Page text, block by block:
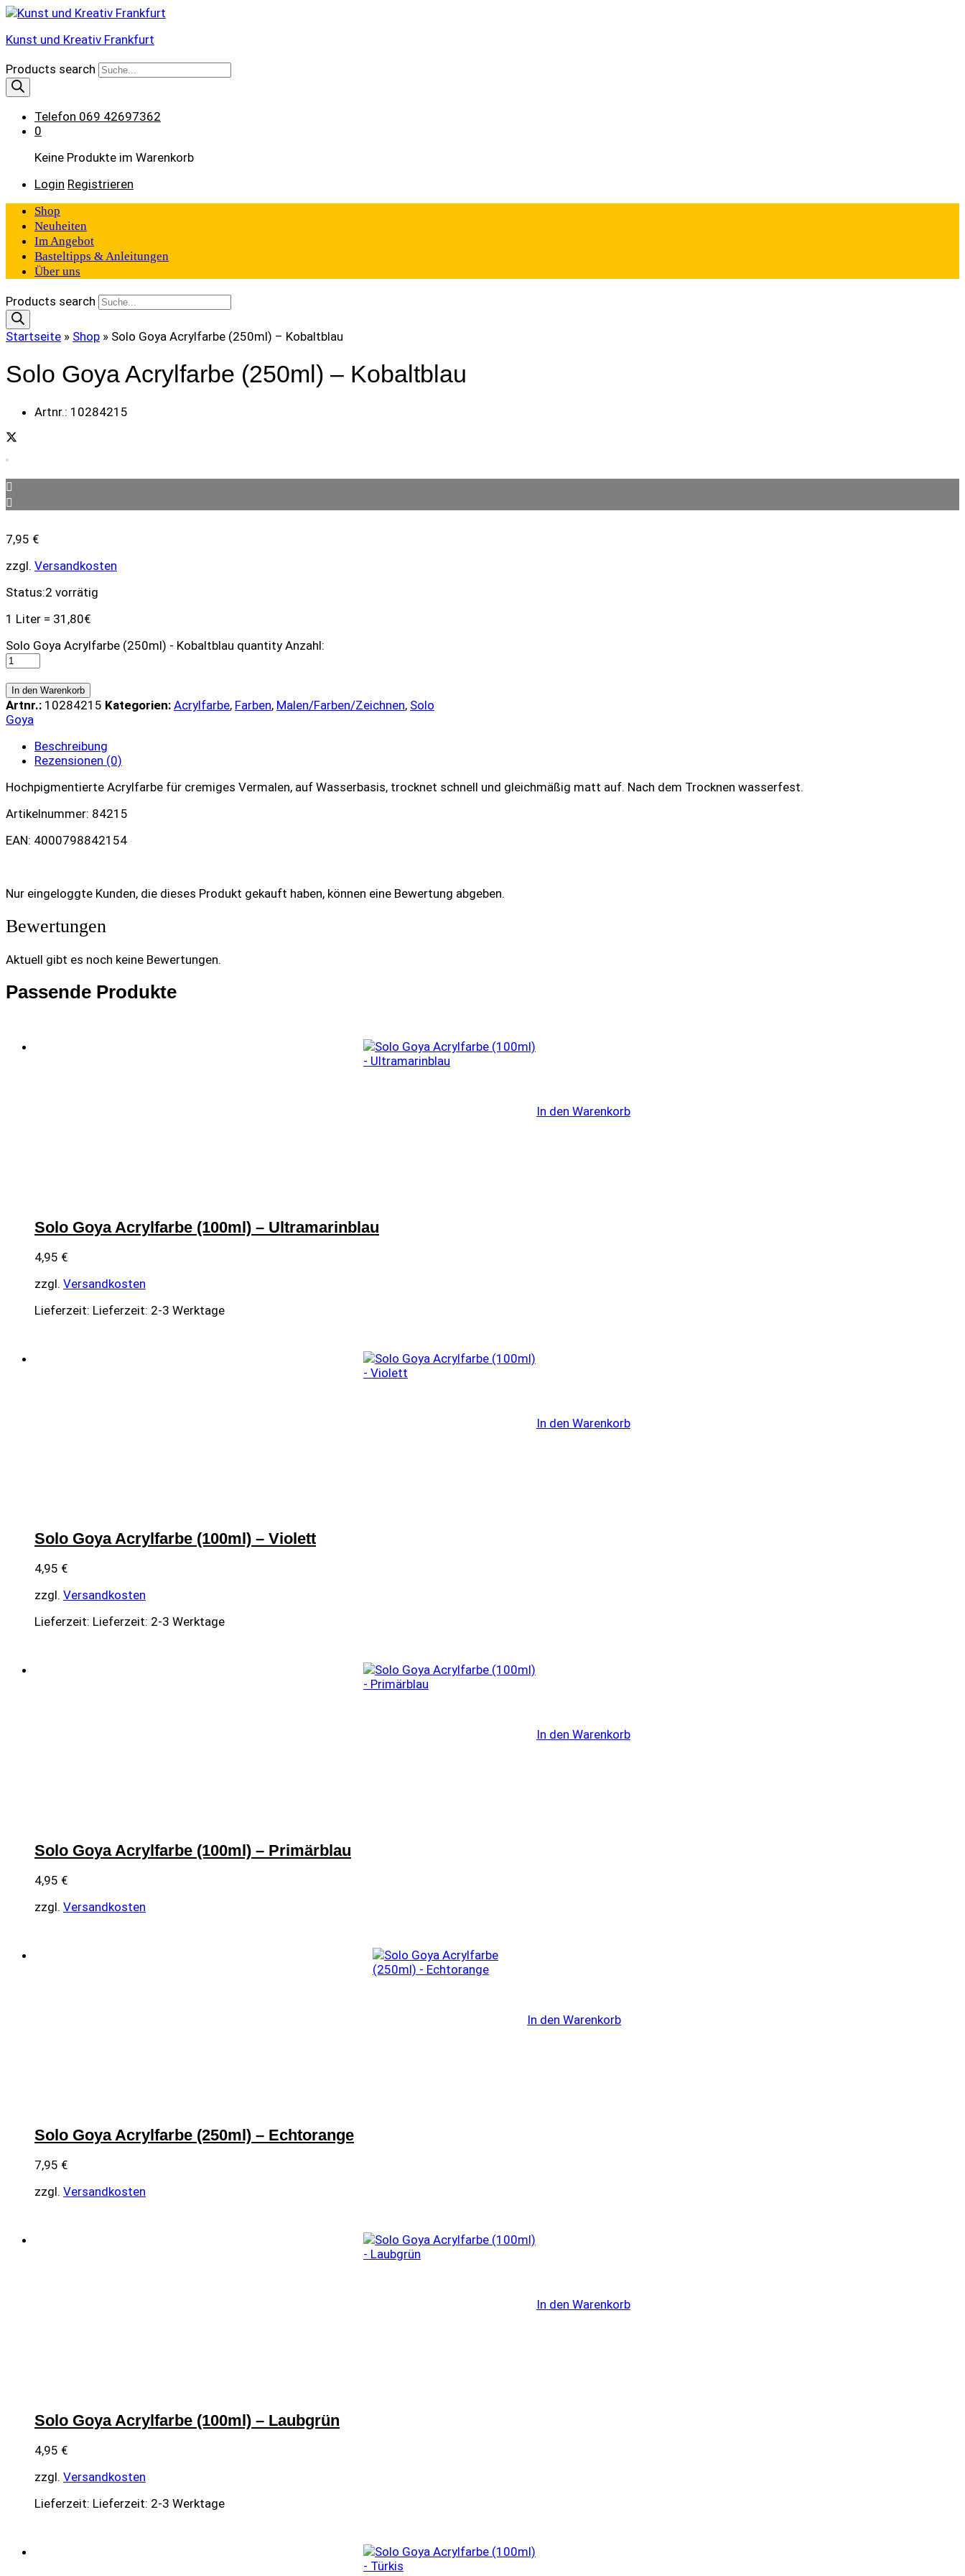
Kunst und Kreativ Frankfurt
Products search
Telefon 069 42697362
0
Keine Produkte im Warenkorb
Login Registrieren
Shop
Neuheiten
Im Angebot
Basteltipps & Anleitungen
Über uns
Products search
Startseite » Shop » Solo Goya Acrylfarbe (250ml) – Kobaltblau
Solo Goya Acrylfarbe (250ml) – Kobaltblau
Artnr.: 10284215
7,95 €
zzgl. Versandkosten
Status:2 vorrätig
1 Liter = 31,80€
Solo Goya Acrylfarbe (250ml) - Kobaltblau quantity Anzahl:
In den Warenkorb
Artnr.: 10284215 Kategorien: Acrylfarbe, Farben, Malen/Farben/Zeichnen, Solo
Goya
Beschreibung
Rezensionen (0)
Hochpigmentierte Acrylfarbe für cremiges Vermalen, auf Wasserbasis, trocknet schnell und gleichmäßig matt auf. Nach dem Trocknen wasserfest.
Artikelnummer: 84215
EAN: 4000798842154
Nur eingeloggte Kunden, die dieses Produkt gekauft haben, können eine Bewertung abgeben.
Bewertungen
Aktuell gibt es noch keine Bewertungen.
Passende Produkte
In den Warenkorb
Solo Goya Acrylfarbe (100ml) – Ultramarinblau
4,95 €
zzgl. Versandkosten
Lieferzeit: Lieferzeit: 2-3 Werktage
In den Warenkorb
Solo Goya Acrylfarbe (100ml) – Violett
4,95 €
zzgl. Versandkosten
Lieferzeit: Lieferzeit: 2-3 Werktage
In den Warenkorb
Solo Goya Acrylfarbe (100ml) – Primärblau
4,95 €
zzgl. Versandkosten
In den Warenkorb
Solo Goya Acrylfarbe (250ml) – Echtorange
7,95 €
zzgl. Versandkosten
In den Warenkorb
Solo Goya Acrylfarbe (100ml) – Laubgrün
4,95 €
zzgl. Versandkosten
Lieferzeit: Lieferzeit: 2-3 Werktage